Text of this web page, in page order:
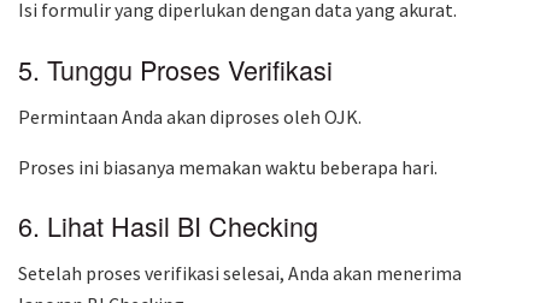
Isi formulir yang diperlukan dengan data yang akurat.
5. Tunggu Proses Verifikasi
Permintaan Anda akan diproses oleh OJK.
Proses ini biasanya memakan waktu beberapa hari.
6. Lihat Hasil BI Checking
Setelah proses verifikasi selesai, Anda akan menerima